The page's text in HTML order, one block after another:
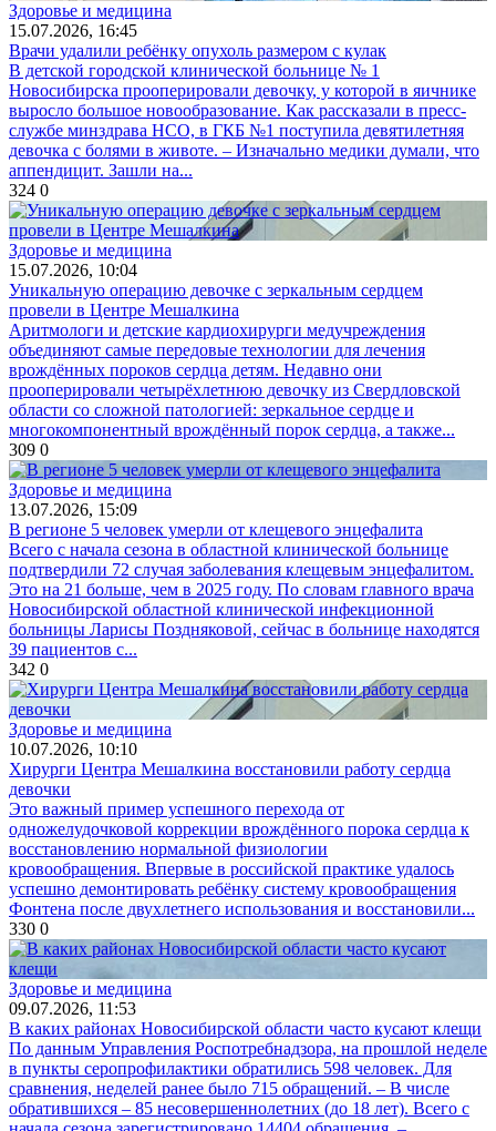
Здоровье и медицина
15.07.2026, 16:45
Врачи удалили ребёнку опухоль размером с кулак
В детской городской клинической больнице № 1
Новосибирска прооперировали девочку, у которой в яичнике
выросло большое новообразование. Как рассказали в пресс-
службе минздрава НСО, в ГКБ №1 поступила девятилетняя
девочка с болями в животе. – Изначально медики думали, что
аппендицит. Зашли на...
324 0
Здоровье и медицина
15.07.2026, 10:04
Уникальную операцию девочке с зеркальным сердцем
провели в Центре Мешалкина
Аритмологи и детские кардиохирурги медучреждения
объединяют самые передовые технологии для лечения
врождённых пороков сердца детям. Недавно они
прооперировали четырёхлетнюю девочку из Свердловской
области со сложной патологией: зеркальное сердце и
многокомпонентный врождённый порок сердца, а также...
309 0
Здоровье и медицина
13.07.2026, 15:09
В регионе 5 человек умерли от клещевого энцефалита
Всего с начала сезона в областной клинической больнице
подтвердили 72 случая заболевания клещевым энцефалитом.
Это на 21 больше, чем в 2025 году. По словам главного врача
Новосибирской областной клинической инфекционной
больницы Ларисы Поздняковой, сейчас в больнице находятся
39 пациентов с...
342 0
Здоровье и медицина
10.07.2026, 10:10
Хирурги Центра Мешалкина восстановили работу сердца
девочки
Это важный пример успешного перехода от
одножелудочковой коррекции врождённого порока сердца к
восстановлению нормальной физиологии
кровообращения. Впервые в российской практике удалось
успешно демонтировать ребёнку систему кровообращения
Фонтена после двухлетнего использования и восстановили...
330 0
Здоровье и медицина
09.07.2026, 11:53
В каких районах Новосибирской области часто кусают клещи
По данным Управления Роспотребнадзора, на прошлой неделе
в пункты серопрофилактики обратились 598 человек. Для
сравнения, неделей ранее было 715 обращений. – В числе
обратившихся – 85 несовершеннолетних (до 18 лет). Всего с